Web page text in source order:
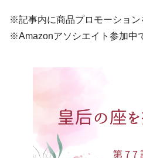
※記事内に商品プロモーション
※Amazonアソシエイト参加中